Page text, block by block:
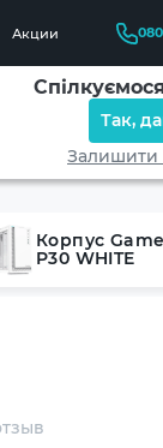
Акции
Так,
Залишити
Корпус
P30 WHITE